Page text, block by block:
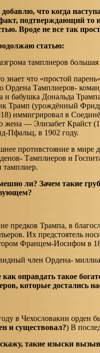
что когда
подтверждающий то
Вроде не все так
статью:
тамплиеров большая
знает что «простой
Ордена Тамплиеров-
и бабушка Дональда
Трамп (урождённый
иммигрировал в
жена — Элизабет Крайст
Пфальц, в 1902 году.
противстояние в мире
Тамплиеров и
тамплиер.
ли? Зачем такие
предков Трампа, в
Их предстоятель
Францем-Иосифом в
член Ордена-
как оправдать такое
которые достались
в Чехословакии орден
и существовал?) В
такие изыски